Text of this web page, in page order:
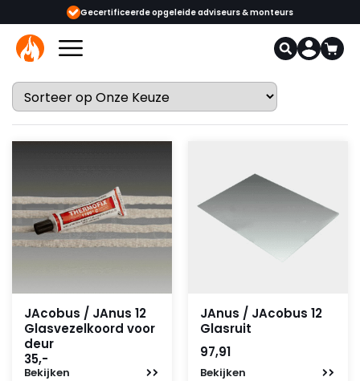
Gecertificeerde opgeleide adviseurs & monteurs 1000+ kachels en
JAcobus / JAnus 12
Glasvezelkoord voor
deur
35,-
Bekijken
JAnus / JAcobus 12
Glasruit
97,91
Bekijken